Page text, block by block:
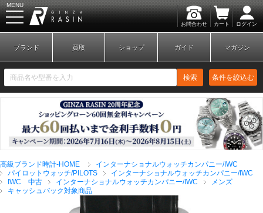
お問合わせ カート ログイン
MENU
新規会員登録 ログイン
ブランドから探す
ブランド 買取 ショップ ガイド マガジン
検索 条件を絞込む
高級ブランド時計-HOME
インターナショナルウォッチカンパニー/IWC
パイロットウォッチ/PILOTS
インターナショナルウォッチカンパニー/IWC
IWC 中古
インターナショナルウォッチカンパニー/IWC
メンズ
キャッシュバック対象商品